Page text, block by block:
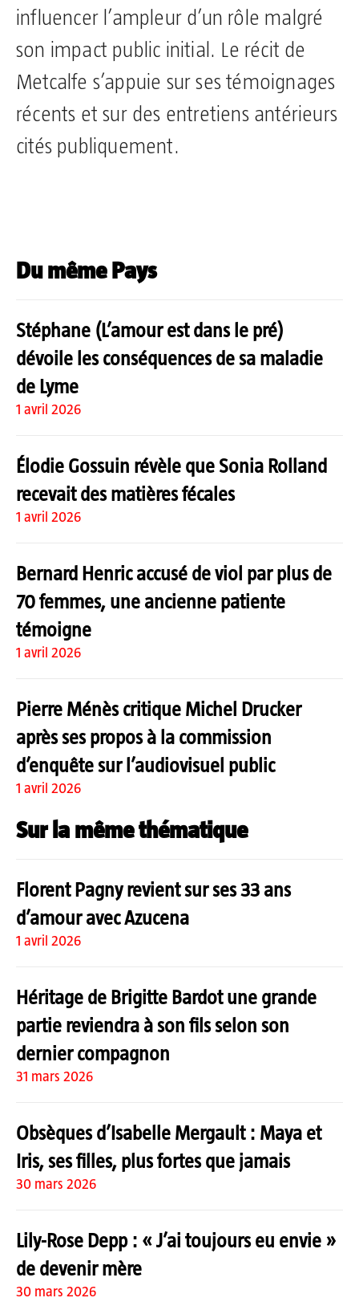
influencer l’ampleur d’un rôle malgré
son impact public initial. Le récit de
Metcalfe s’appuie sur ses témoignages
récents et sur des entretiens antérieurs
cités publiquement.
Du même Pays
Stéphane (L’amour est dans le pré)
dévoile les conséquences de sa maladie
de Lyme
1 avril 2026
Élodie Gossuin révèle que Sonia Rolland
recevait des matières fécales
1 avril 2026
Bernard Henric accusé de viol par plus de
70 femmes, une ancienne patiente
témoigne
1 avril 2026
Pierre Ménès critique Michel Drucker
après ses propos à la commission
d’enquête sur l’audiovisuel public
1 avril 2026
Sur la même thématique
Florent Pagny revient sur ses 33 ans
d’amour avec Azucena
1 avril 2026
Héritage de Brigitte Bardot une grande
partie reviendra à son fils selon son
dernier compagnon
31 mars 2026
Obsèques d’Isabelle Mergault : Maya et
Iris, ses filles, plus fortes que jamais
30 mars 2026
Lily-Rose Depp : « J’ai toujours eu envie »
de devenir mère
30 mars 2026